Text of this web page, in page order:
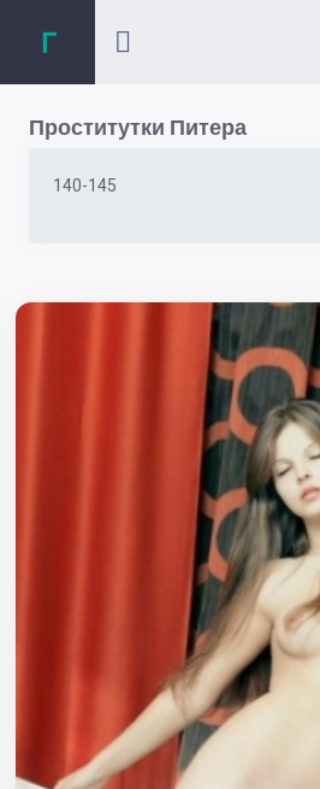
Проститутки Питера
140-145